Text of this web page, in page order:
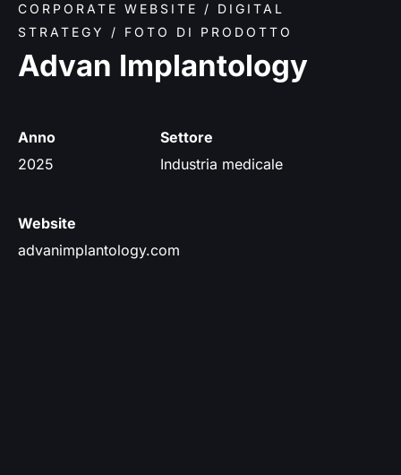
CORPORATE WEBSITE / DIGITAL
STRATEGY / FOTO DI PRODOTTO
Advan Implantology
Anno
2025
Settore
Industria medicale
Website
advanimplantology.com